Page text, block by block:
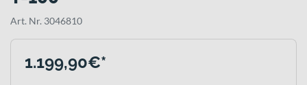
Art. Nr. 3046810
1.199,90€*